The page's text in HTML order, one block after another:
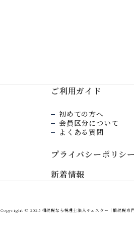
ご利用ガイド
初めての方へ
会員区分について
よくある質問
プライバシーポリシー
新着情報
Copyright © 2025 相続税なら税理士法人チェスター｜相続税